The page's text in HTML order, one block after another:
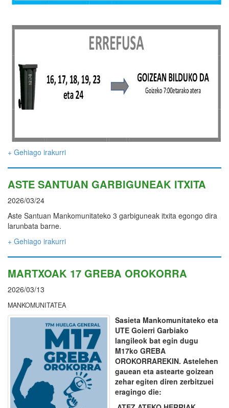
+ Gehiago irakurri
ASTE SANTUAN GARBIGUNEAK ITXITA
2026/03/24
Aste Santuan Mankomunitateko 3 garbiguneak itxita egongo dira
larunbata barne.
+ Gehiago irakurri
MARTXOAK 17 GREBA OROKORRA
2026/03/13
MANKOMUNITATEA
Sasieta Mankomunitateko eta
UTE Goierri Garbiako
langileok bat egin dugu
M17ko GREBA
OROKORRAREKIN. Astelehen
gauean eta astearte goizean
zehar egiten diren zerbitzuei
eragingo die: